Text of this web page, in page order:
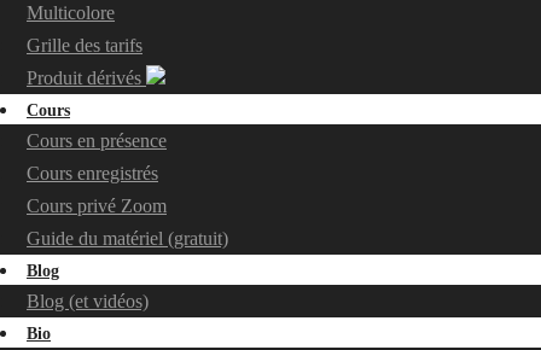
Multicolore
Grille des tarifs
Produit dérivés
Cours
Cours en présence
Cours enregistrés
Cours privé Zoom
Guide du matériel (gratuit)
Blog
Blog (et vidéos)
Bio